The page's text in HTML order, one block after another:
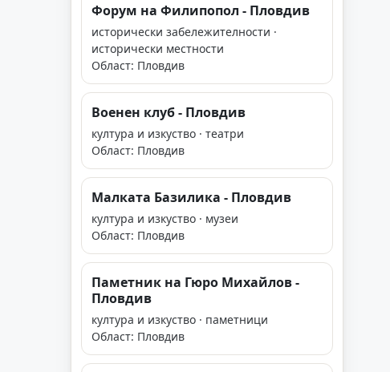
Форум на Филипопол - Пловдив
исторически забележителности ·
исторически местности
Област: Пловдив
Военен клуб - Пловдив
култура и изкуство · театри
Област: Пловдив
Малката Базилика - Пловдив
култура и изкуство · музеи
Област: Пловдив
Паметник на Гюро Михайлов -
Пловдив
култура и изкуство · паметници
Област: Пловдив